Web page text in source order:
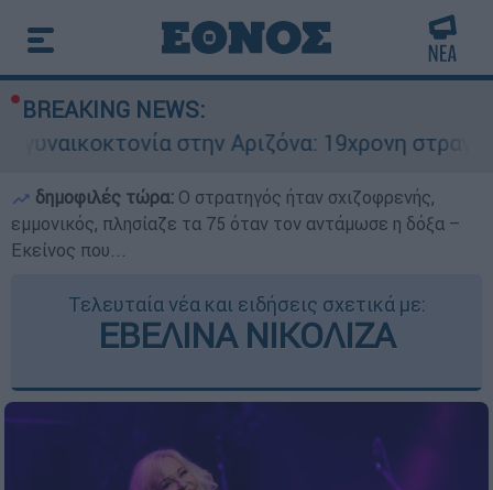
BREAKING NEWS:
στην Αριζόνα: 19χρονη
δημοφιλές τώρα: O στρατηγός ήταν σχιζοφρενής,
εμμονικός, πλησίαζε τα 75 όταν τον αντάμωσε η δόξα –
Εκείνος που...
Τελευταία νέα και ειδήσεις σχετικά με:
ΕΒΕΛΙΝΑ ΝΙΚΟΛΙΖΑ